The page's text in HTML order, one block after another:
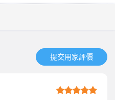
提交用家評價​